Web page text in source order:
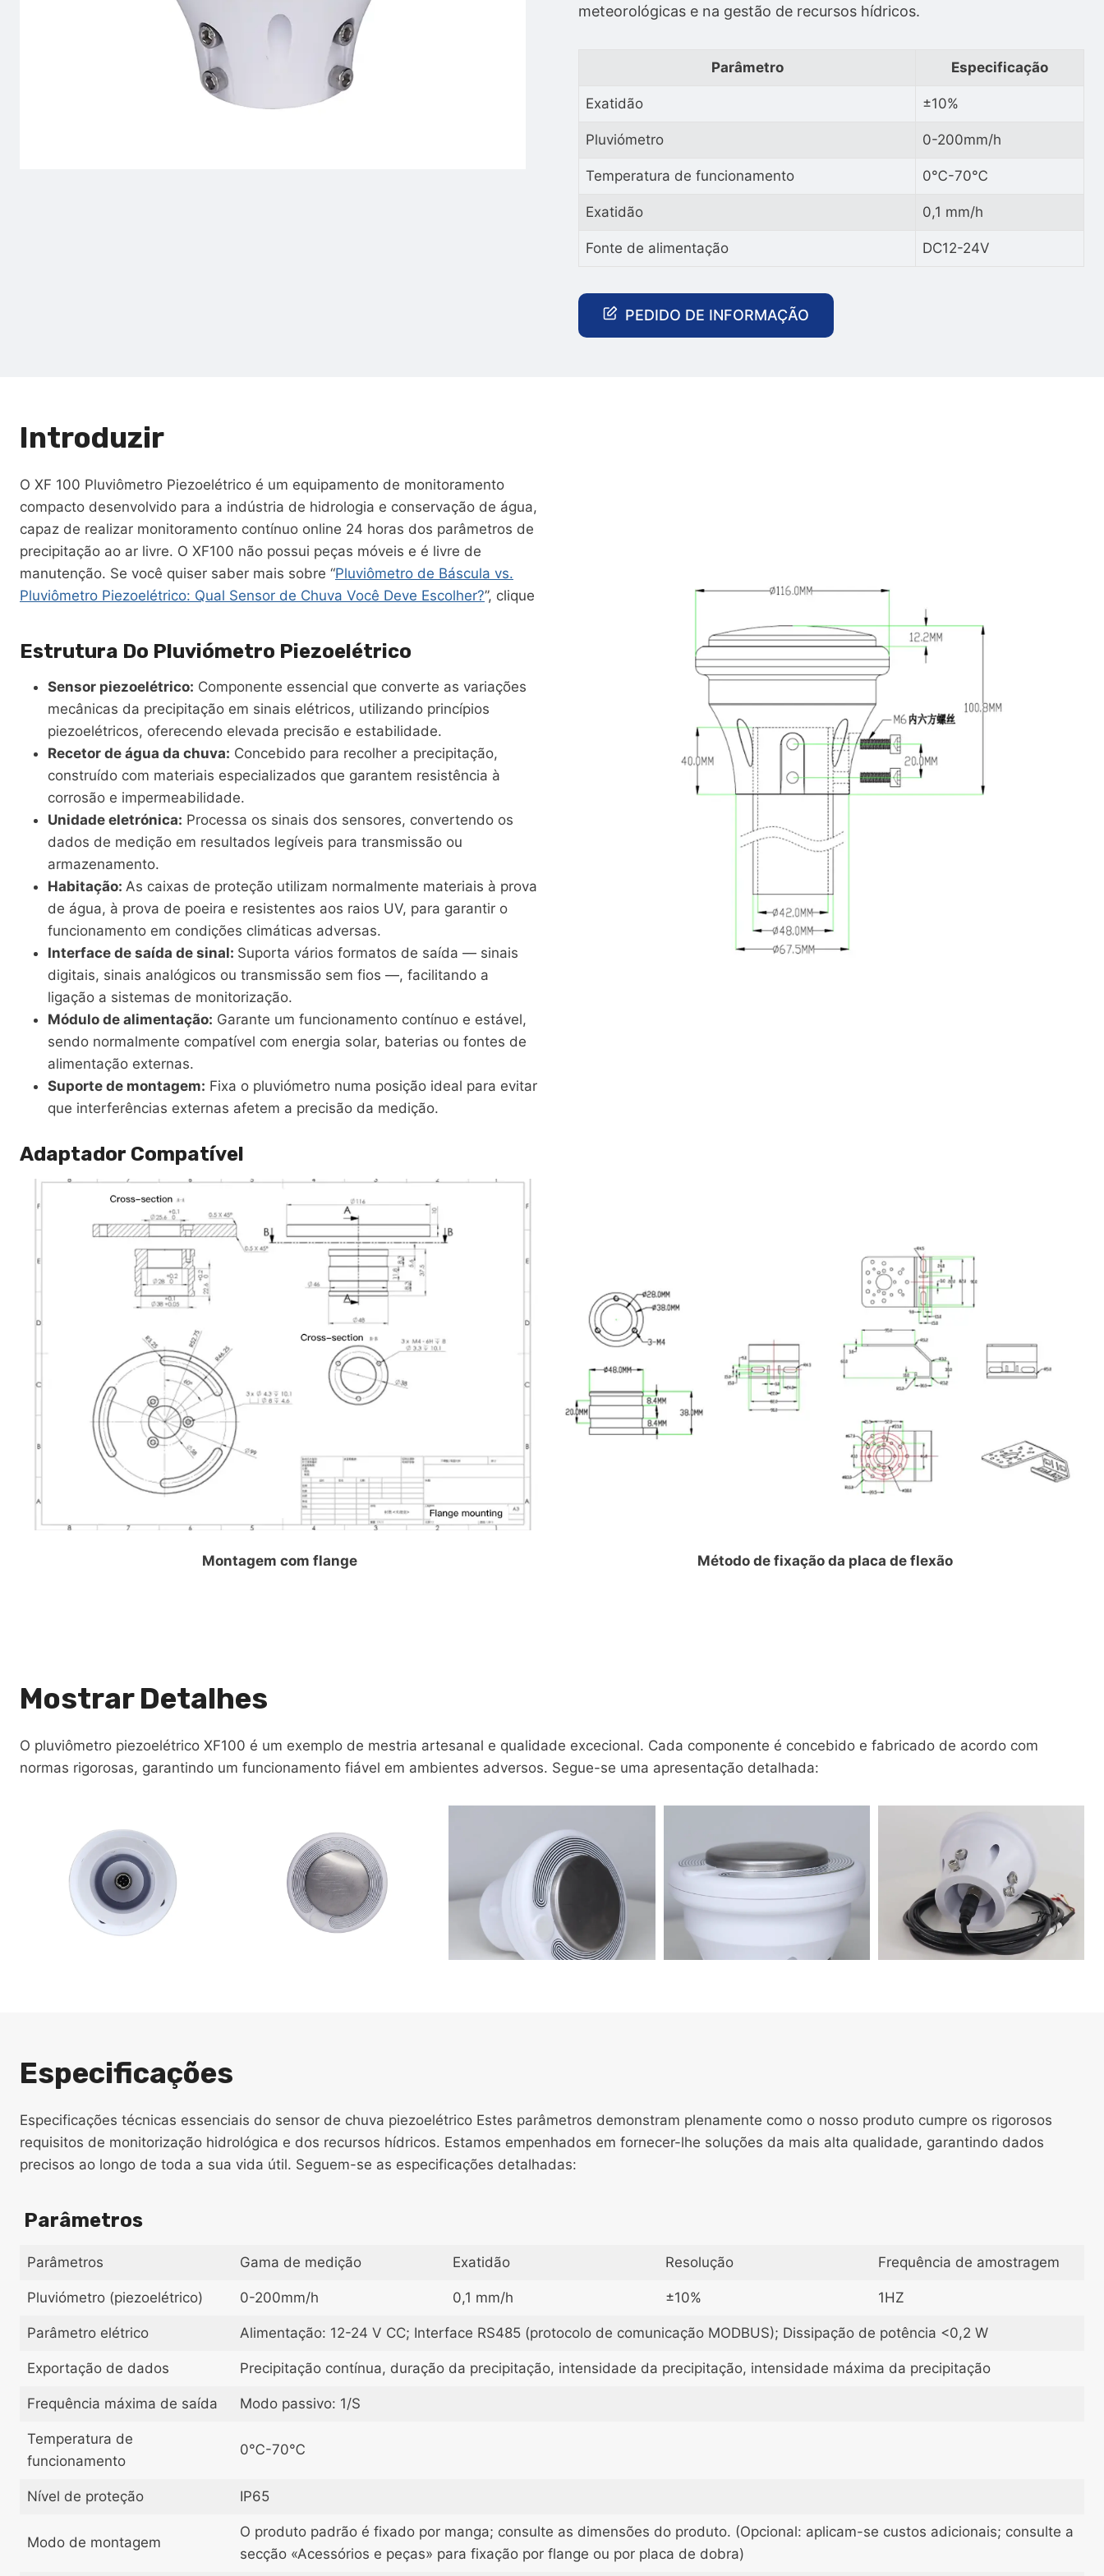
meteorológicas e na gestão de recursos hídricos.
Parâmetro Especificação
Exatidão ±10%
Pluviómetro 0-200mm/h
Temperatura de funcionamento 0℃-70℃
Exatidão 0,1 mm/h
Fonte de alimentação DC12-24V
PEDIDO DE INFORMAÇÃO
Introduzir
O XF 100 Pluviômetro Piezoelétrico é um equipamento de monitoramento
compacto desenvolvido para a indústria de hidrologia e conservação de água,
capaz de realizar monitoramento contínuo online 24 horas dos parâmetros de
precipitação ao ar livre. O XF100 não possui peças móveis e é livre de
manutenção. Se você quiser saber mais sobre “Pluviômetro de Báscula vs.
Pluviômetro Piezoelétrico: Qual Sensor de Chuva Você Deve Escolher?”, clique
Estrutura Do Pluviómetro Piezoelétrico
Sensor piezoelétrico: Componente essencial que converte as variações
mecânicas da precipitação em sinais elétricos, utilizando princípios
piezoelétricos, oferecendo elevada precisão e estabilidade.
Recetor de água da chuva: Concebido para recolher a precipitação,
construído com materiais especializados que garantem resistência à
corrosão e impermeabilidade.
Unidade eletrónica: Processa os sinais dos sensores, convertendo os
dados de medição em resultados legíveis para transmissão ou
armazenamento.
Habitação: As caixas de proteção utilizam normalmente materiais à prova
de água, à prova de poeira e resistentes aos raios UV, para garantir o
funcionamento em condições climáticas adversas.
Interface de saída de sinal: Suporta vários formatos de saída — sinais
digitais, sinais analógicos ou transmissão sem fios —, facilitando a
ligação a sistemas de monitorização.
Módulo de alimentação: Garante um funcionamento contínuo e estável,
sendo normalmente compatível com energia solar, baterias ou fontes de
alimentação externas.
Suporte de montagem: Fixa o pluviómetro numa posição ideal para evitar
que interferências externas afetem a precisão da medição.
Adaptador Compatível
Montagem com flange Método de fixação da placa de flexão
Mostrar Detalhes
O pluviômetro piezoelétrico XF100 é um exemplo de mestria artesanal e qualidade excecional. Cada componente é concebido e fabricado de acordo com
normas rigorosas, garantindo um funcionamento fiável em ambientes adversos. Segue-se uma apresentação detalhada:
Especificações
Especificações técnicas essenciais do sensor de chuva piezoelétrico Estes parâmetros demonstram plenamente como o nosso produto cumpre os rigorosos
requisitos de monitorização hidrológica e dos recursos hídricos. Estamos empenhados em fornecer-lhe soluções da mais alta qualidade, garantindo dados
precisos ao longo de toda a sua vida útil. Seguem-se as especificações detalhadas:
Parâmetros
Parâmetros Gama de medição Exatidão Resolução Frequência de amostragem
Pluviómetro (piezoelétrico) 0-200mm/h 0,1 mm/h ±10% 1HZ
Parâmetro elétrico Alimentação: 12-24 V CC; Interface RS485 (protocolo de comunicação MODBUS); Dissipação de potência <0,2 W
Exportação de dados Precipitação contínua, duração da precipitação, intensidade da precipitação, intensidade máxima da precipitação
Frequência máxima de saída Modo passivo: 1/S
Temperatura de
funcionamento
0℃-70℃
Nível de proteção IP65
Modo de montagem
O produto padrão é fixado por manga; consulte as dimensões do produto. (Opcional: aplicam-se custos adicionais; consulte a
secção «Acessórios e peças» para fixação por flange ou por placa de dobra)